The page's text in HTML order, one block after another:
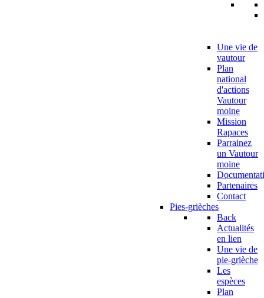
Une vie de
vautour
Plan
national
d'actions
Vautour
moine
Mission
Rapaces
Parrainez
un Vautour
moine
Partenaires
Contact
Pies-grièches
Back
Actualités
en lien
Une vie de
pie-grièche
Les
espèces
Plan